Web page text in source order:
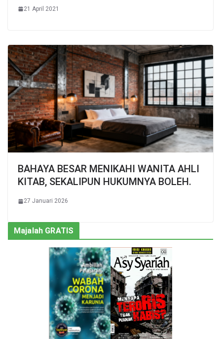
21 April 2021
BAHAYA BESAR MENIKAHI WANITA AHLI
KITAB, SEKALIPUN HUKUMNYA BOLEH.
27 Januari 2026
Majalah GRATIS